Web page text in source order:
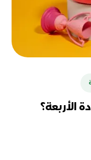
الأربعة؟